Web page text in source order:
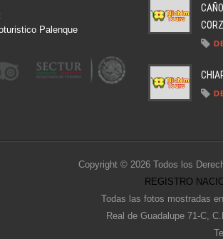
Palenque
Copyright © 2026 Todos los
REGISTRO
Todas las fotos mostradas
Real de Guadalupe 71-C,